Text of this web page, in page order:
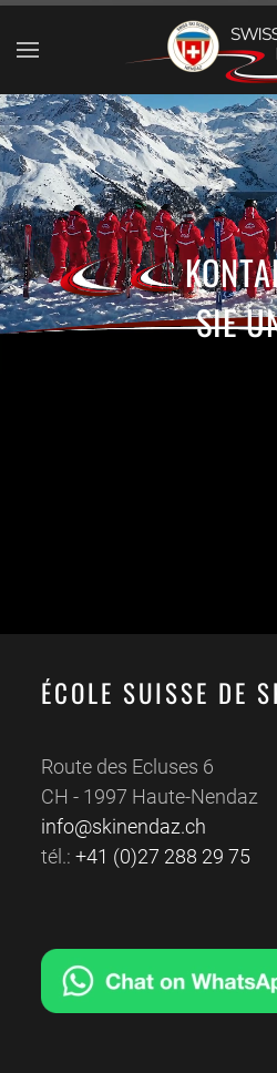
Skip to main content
SIE
ÉCOLE SUISSE DE
Route des Ecluses 6
CH - 1997 Haute-Nendaz
info@skinendaz.ch
tél.: +41 (0)27 288 29 75